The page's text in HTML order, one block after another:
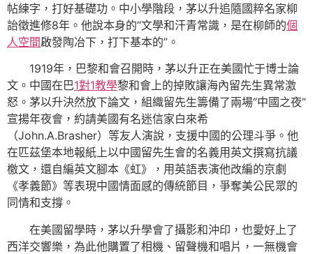
帖練字，打好基礎功。中小學階段，茅以升追隨國粹名家柳
詒徵進修8年。他說本身的“文學和汗青常識，是在柳師的個
人空間啟發陶冶下，打下基本的”。
1919年，巴黎和會召開時，茅以升正在美國忙于博士論
文。中國在巴1對1教學黎和會上的掉敗讓海內留先生異常激
怒。茅以升決然放下論文，組織留先生籌備了兩場“中國之夜”
宣揚年夜會，約請美國有名迷信家白來希
（John.A.Brasher）等友人演說，支援中國的公理斗爭。他
在匹茲堡本地報紙上以中國留先生會的名義用英文撰寫抗議
檄文，還自編英文腳本《虹》，用英語表演他改編的京劇
《孝義節》等表現中國情面感的傳統節目，爭奪美公民眾的
同情和支撐。
在美國留學時，茅以升學會了攝影和沖印，也愛好上了
西洋交響樂，為此他購置了相機、留聲機和唱片，一無機會